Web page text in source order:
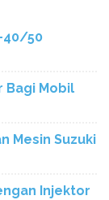
40/50
Bagi Mobil
Mesin Suzuki
Injektor